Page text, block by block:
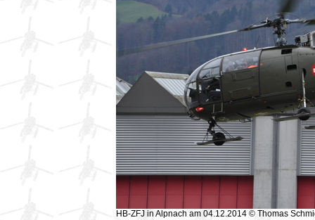
HB-ZFJ in Alpnach am 04.12.2014 © Thomas